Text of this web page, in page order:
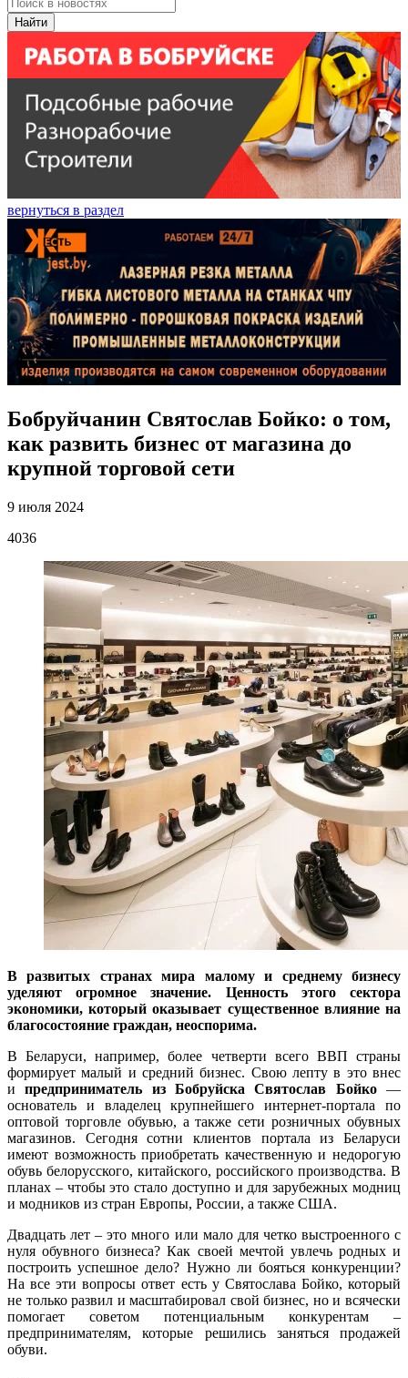
Найти
вернуться в раздел
Бобруйчанин Святослав Бойко: о том,
как развить бизнес от магазина до
крупной торговой сети
9 июля 2024
4036
В развитых странах мира малому и среднему
бизнесу
уделяют огромное значение.
Ценность этого сектора
экономики, который оказывает существенное влияние на
благосостояние граждан, неоспорима.
В Беларуси, например, более четверти всего ВВП страны
формирует малый и средний бизнес. Свою лепту в это внес
и
предприниматель из Бобруйска Святослав Бойко
—
основатель и владелец крупнейшего интернет-портала по
оптовой торговле обувью, а также сети розничных обувных
магазинов. Сегодня сотни клиентов портала из Беларуси
имеют возможность приобретать качественную и недорогую
обувь белорусского, китайского, российского производства. В
планах – чтобы это стало доступно и для зарубежных модниц
и модников из стран Европы, России, а также США.
Двадцать лет – это много или мало для четко выстроенного с
нуля обувного бизнеса? Как своей мечтой увлечь родных и
построить успешное дело? Нужно ли бояться конкуренции?
На все эти вопросы ответ есть у Святослава Бойко, который
не только развил и масштабировал свой бизнес, но и всячески
помогает советом потенциальным конкурентам –
предпринимателям, которые решились заняться продажей
обуви.